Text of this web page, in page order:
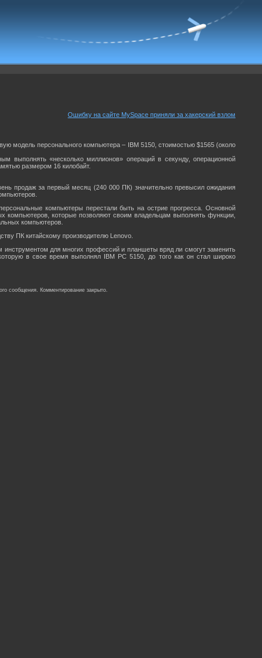
Ошибку на сайте MySpace приняли за хакерский взлом
модель персонального компьютера – IBM 5150, стоимостью $1565 (около
выполнять «несколько миллионов» операций в секунду, операционной
размером 16 килобайт.
продаж за первый месяц (240 000 ПК) значительно превысил ожидания
компьютеры перестали быть на острие прогресса. Основной
компьютеров, которые позволяют своим владельцам выполнять функции,
компьютеров.
ПК китайскому производителю Lenovo.
для многих профессий и планшеты вряд ли смогут заменить
в свое время выполнял IBM PC 5150, до того как он стал широко
сообщения. Комментирование закрыто.